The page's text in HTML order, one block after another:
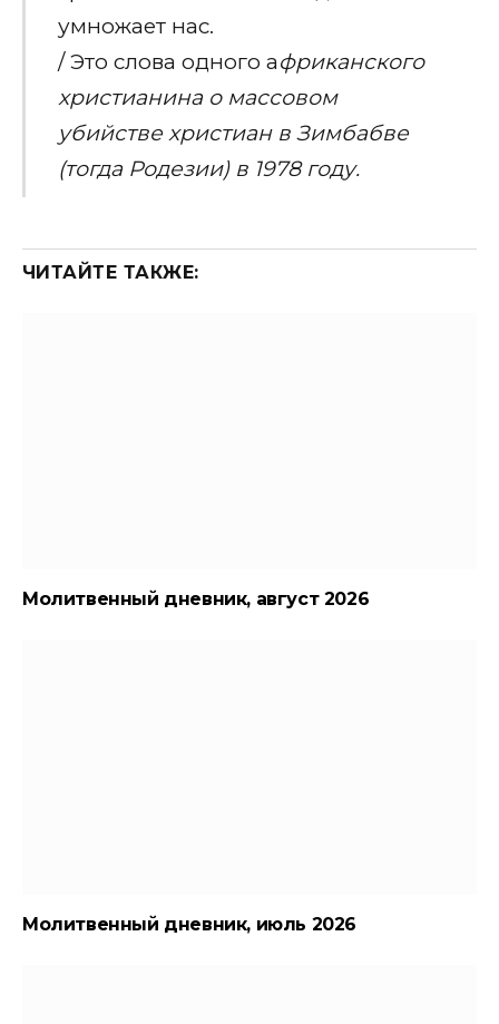
умножает нас.
/ Это слова одного африканского
христианина о массовом
убийстве христиан в Зимбабве
(тогда Родезии) в1978 году.
ЧИТАЙТЕ ТАКЖЕ:
Молитвенный дневник, август 2026
Молитвенный дневник, июль 2026